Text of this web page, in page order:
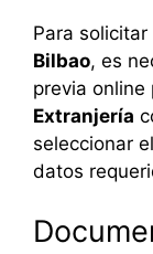
Para solicitar
Bilbao, es
previa online
Extranjería
seleccionar
datos